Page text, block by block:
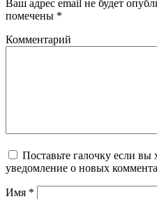
Ваш адрес email не будет
помечены *
Комментарий
Поставьте галочку если вы
уведомление о новых
Имя *